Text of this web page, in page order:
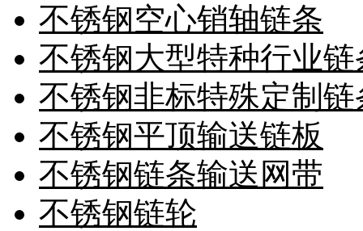
不锈钢空心销轴链条
不锈钢大型特种行业链
不锈钢非标特殊定制链
不锈钢平顶输送链板
不锈钢链条输送网带
不锈钢链轮